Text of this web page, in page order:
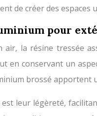
de créer des
pour
la résine tressée
en conservant un
brossé apportent
est leur légèreté,